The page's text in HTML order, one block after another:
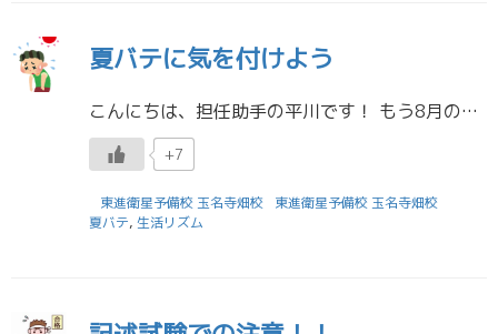
夏バテに気を付けよう
こんにちは、担任助手の平川です！ もう8月の中盤になったのですがまだまだ暑い日が続きますね。 みなさんまだまだ熱中症になる可能性があるでくれぐれも体調には気をつけてください。 ところでみなさん夏バテを経験したことはありま […]
+7
東進衛星予備校 玉名寺畑校
東進衛星予備校 玉名寺畑校
夏バテ, 生活リズム